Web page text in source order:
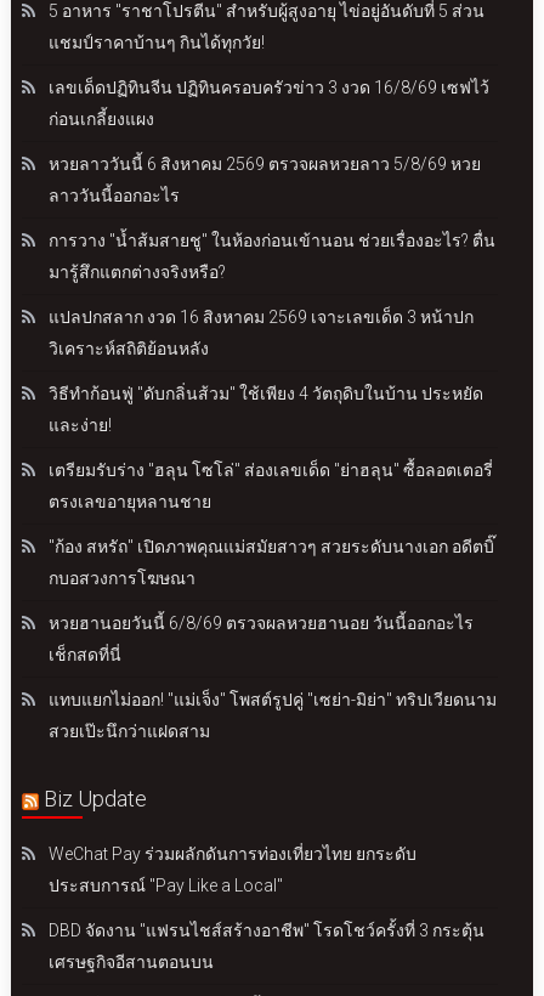
5 อาหาร "ราชาโปรตีน" สำหรับผู้สูงอายุ ไข่อยู่อันดับที่ 5 ส่วน
แชมป์ราคาบ้านๆ กินได้ทุกวัย!
เลขเด็ดปฏิทินจีน ปฏิทินครอบครัวข่าว 3 งวด 16/8/69 เซฟไว้
ก่อนเกลี้ยงแผง
หวยลาววันนี้ 6 สิงหาคม 2569 ตรวจผลหวยลาว 5/8/69 หวย
ลาววันนี้ออกอะไร
การวาง "น้ำส้มสายชู" ในห้องก่อนเข้านอน ช่วยเรื่องอะไร? ตื่น
มารู้สึกแตกต่างจริงหรือ?
แปลปกสลาก งวด 16 สิงหาคม 2569 เจาะเลขเด็ด 3 หน้าปก
วิเคราะห์สถิติย้อนหลัง
วิธีทำก้อนฟู่ "ดับกลิ่นส้วม" ใช้เพียง 4 วัตถุดิบในบ้าน ประหยัด
และง่าย!
เตรียมรับร่าง "ฮลุน โซโล่" ส่องเลขเด็ด "ย่าฮลุน" ซื้อลอตเตอรี่
ตรงเลขอายุหลานชาย
"ก้อง สหรัถ" เปิดภาพคุณแม่สมัยสาวๆ สวยระดับนางเอก อดีตบิ๊
กบอสวงการโฆษณา
หวยฮานอยวันนี้ 6/8/69 ตรวจผลหวยฮานอย วันนี้ออกอะไร
เช็กสดที่นี่
แทบแยกไม่ออก! "แม่เจ็ง" โพสต์รูปคู่ "เซย่า-มิย่า" ทริปเวียดนาม
สวยเป๊ะนึกว่าแฝดสาม
Biz Update
WeChat Pay ร่วมผลักดันการท่องเที่ยวไทย ยกระดับ
ประสบการณ์ "Pay Like a Local"
DBD จัดงาน "แฟรนไชส์สร้างอาชีพ" โรดโชว์ครั้งที่ 3 กระตุ้น
เศรษฐกิจอีสานตอนบน